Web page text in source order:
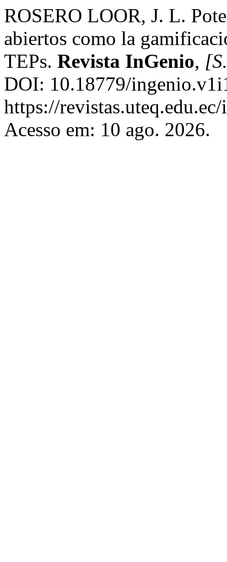
ROSERO LOOR, J. L.
abiertos como la
TEPs. Revista InGenio,
DOI: 10.18779/
https://
Acesso em: 10 ago. 2026.